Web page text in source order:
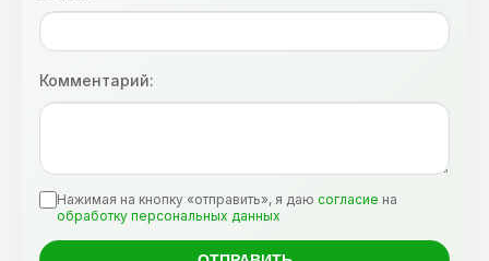
Комментарий:
Нажимая на кнопку «отправить», я даю согласие на
обработку персональных данных